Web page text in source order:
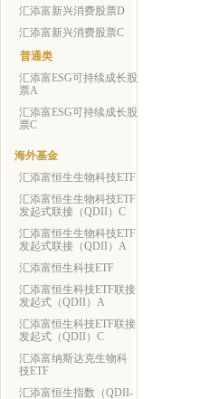
汇添富新兴消费股票D
汇添富新兴消费股票C
普通类
汇添富ESG可持续成长股
票A
汇添富ESG可持续成长股
票C
海外基金
汇添富恒生生物科技ETF
汇添富恒生生物科技ETF
发起式联接（QDII）C
汇添富恒生生物科技ETF
发起式联接（QDII）A
汇添富恒生科技ETF
汇添富恒生科技ETF联接
发起式（QDII）A
汇添富恒生科技ETF联接
发起式（QDII）C
汇添富纳斯达克生物科
技ETF
汇添富恒生指数（QDII-